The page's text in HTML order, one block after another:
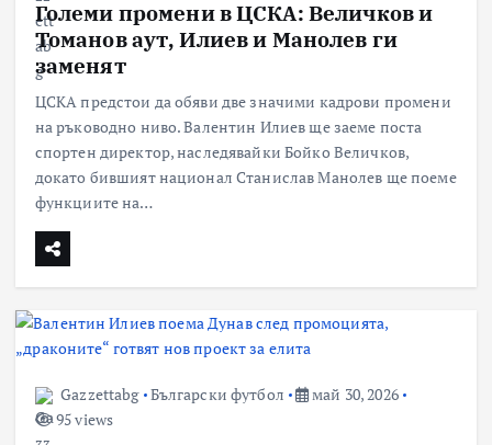
Големи промени в ЦСКА: Величков и
Томанов аут, Илиев и Манолев ги
заменят
ЦСКА предстои да обяви две значими кадрови промени
на ръководно ниво. Валентин Илиев ще заеме поста
спортен директор, наследявайки Бойко Величков,
докато бившият национал Станислав Манолев ще поеме
функциите на…
Gazzettabg Български футбол
май 30, 2026
95 views